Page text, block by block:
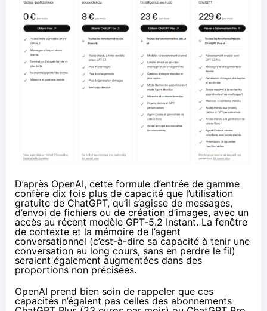
D’après OpenAI, cette formule d’entrée de gamme
confère dix fois plus de capacité que l’utilisation
gratuite de ChatGPT, qu’il s’agisse de messages,
d’envoi de fichiers ou de création d’images, avec un
accès au récent modèle GPT‑5.2 Instant. La fenêtre
de contexte et la mémoire de l’agent
conversationnel (c’est-à-dire sa capacité à tenir une
conversation au long cours, sans en perdre le fil)
seraient également augmentées dans des
proportions non précisées.
OpenAI prend bien soin de rappeler que ces
capacités n’égalent pas celles des abonnements